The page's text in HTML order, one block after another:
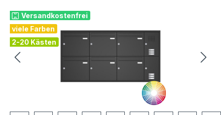
Versandkostenfrei
viele Farben
2-20 Kästen